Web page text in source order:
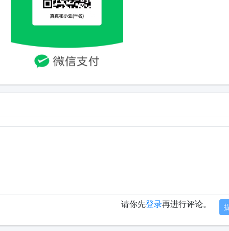
请你先登录再进行评论。